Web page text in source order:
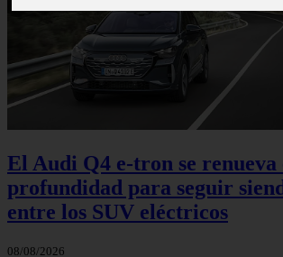
El Audi Q4 e-tron se renueva
profundidad para seguir
entre los SUV eléctricos
08/08/2026